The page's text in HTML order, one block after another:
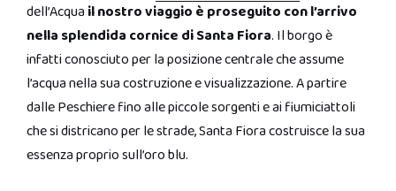
dell’Acqua il nostro viaggio è proseguito con l’arrivo
nella splendida cornice di Santa Fiora. Il borgo è
infatti conosciuto per la posizione centrale che assume
l’acqua nella sua costruzione e visualizzazione. A partire
dalle Peschiere fino alle piccole sorgenti e ai fiumiciattoli
che si districano per le strade, Santa Fiora costruisce la sua
essenza proprio sull’oro blu.